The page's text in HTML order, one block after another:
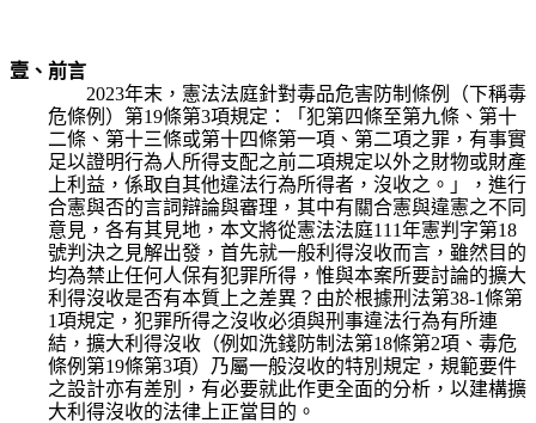
壹、前言
2023年末，憲法法庭針對毒品危害防制條例（下稱毒
危條例）第19條第3項規定：「犯第四條至第九條、第十
二條、第十三條或第十四條第一項、第二項之罪，有事實
足以證明行為人所得支配之前二項規定以外之財物或財產
上利益，係取自其他違法行為所得者，沒收之。」，進行
合憲與否的言詞辯論與審理，其中有關合憲與違憲之不同
意見，各有其見地，本文將從憲法法庭111年憲判字第18
號判決之見解出發，首先就一般利得沒收而言，雖然目的
均為禁止任何人保有犯罪所得，惟與本案所要討論的擴大
利得沒收是否有本質上之差異？由於根據刑法第38-1條第
1項規定，犯罪所得之沒收必須與刑事違法行為有所連
結，擴大利得沒收（例如洗錢防制法第18條第2項、毒危
條例第19條第3項）乃屬一般沒收的特別規定，規範要件
之設計亦有差別，有必要就此作更全面的分析，以建構擴
大利得沒收的法律上正當目的。